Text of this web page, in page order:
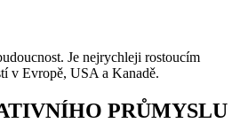
Je nejrychleji rostoucím
v Evropě, USA a Kanadě.
PRŮMYSLU